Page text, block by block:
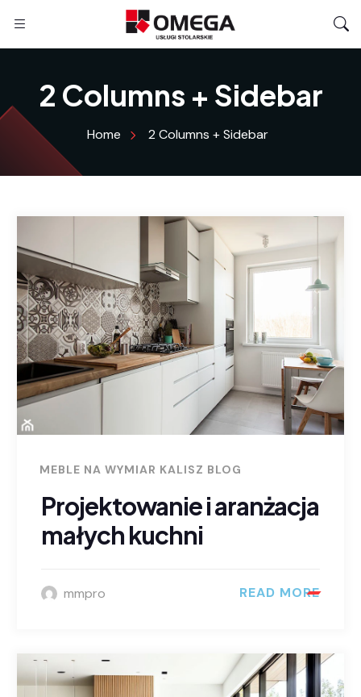
2 Columns + Sidebar
Home 2 Columns + Sidebar
MEBLE NA WYMIAR KALISZ BLOG
Projektowanie i aranżacja
małych kuchni
mmpro READ MORE